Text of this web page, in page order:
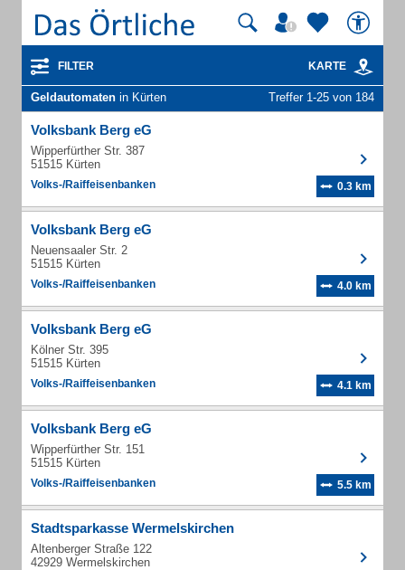
FILTER KARTE
Geldautomaten in Kürten Treffer 1-25 von 184
Volksbank Berg eG
Wipperfürther Str. 387
51515 Kürten
Volks-/Raiffeisenbanken 0.3 km
Volksbank Berg eG
Neuensaaler Str. 2
51515 Kürten
Volks-/Raiffeisenbanken 4.0 km
Volksbank Berg eG
Kölner Str. 395
51515 Kürten
Volks-/Raiffeisenbanken 4.1 km
Volksbank Berg eG
Wipperfürther Str. 151
51515 Kürten
Volks-/Raiffeisenbanken 5.5 km
Stadtsparkasse Wermelskirchen
Altenberger Straße 122
42929 Wermelskirchen